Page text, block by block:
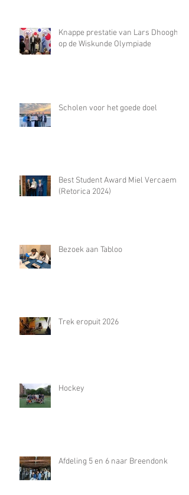
Knappe prestatie van Lars Dhooghe
op de Wiskunde Olympiade
Scholen voor het goede doel
Best Student Award Miel Vercaemst
(Retorica 2024)
Bezoek aan Tabloo
Trek eropuit 2026
Hockey
Afdeling 5 en 6 naar Breendonk